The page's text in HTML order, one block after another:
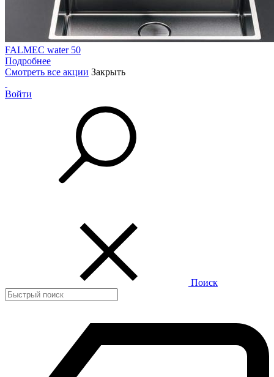
FALMEC water 50
Подробнее
Смотреть все акции Закрыть
Войти
Поиск